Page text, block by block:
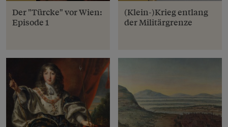
Der "Türcke" vor Wien:
Episode 1
(Klein-)Krieg entlang
der Militärgrenze